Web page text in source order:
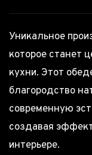
Уникальное
которое станет
кухни. Этот
благородство
современную
создавая
интерьере.